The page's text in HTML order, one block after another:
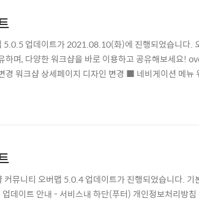
5.0.5 업데이트가 2021.08.10(화)에 진행되었습니다.
하며, 다양한 워크샵을 바로 이용하고 공유해보세요
경 워크샵 상세페이지 디자인 변경 ■ 네비게이션 메
정되어 있었으며, 모바일에서는 하단 메뉴로 자리잡고
뮤니티 오버맵 5.0.4 업데이트가 진행되었습니다. 기
데이트 안내 - 서비스내 하단(푸터) 개인정보처리방